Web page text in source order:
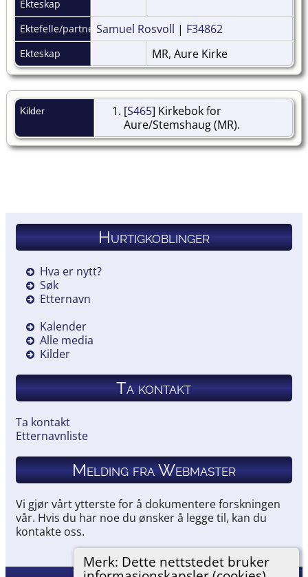
Merk: Dette nettstedet bruker
Ekteskap
Ektefelle/partnerSamuel Rosvoll | F34862
Ekteskap MR, Aure Kirke
Kilder [S465] Kirkebok for
Aure/Stemshaug (MR).
Hurtigkoblinger
Hva er nytt?
Søk
Etternavn
Kalender
Alle media
Kilder
Ta kontakt
Ta kontakt
Etternavnliste
Melding fra Webmaster
Vi gjør vårt ytterste for å dokumentere forskningen
vår. Hvis du har noe du ønsker å legge til, kan du
kontakte oss.